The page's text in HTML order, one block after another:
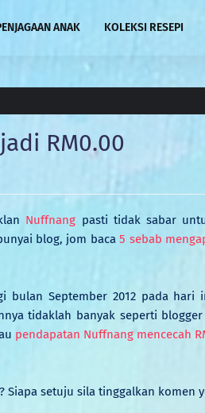
ANAK KOLEKSI RESEPI
RM0.00
Nuffnang pasti tidak sabar
blog, jom baca5 sebab
bulan September 2012 pada hari
tidaklah banyak seperti
pendapatan Nuffnang mencecah
Siapa setuju sila tinggalkan komen